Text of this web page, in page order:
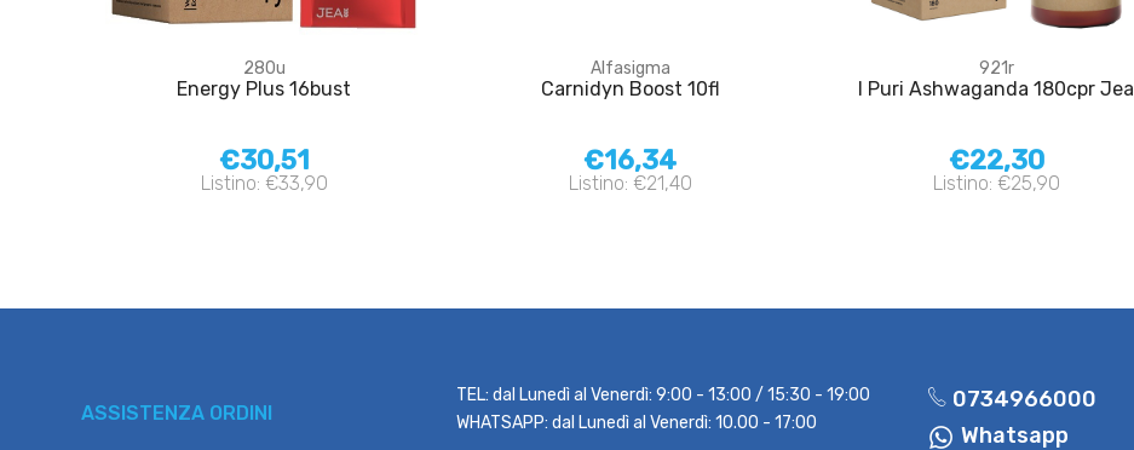
280u
Energy Plus 16bust
€30,51
Listino: €33,90
Alfasigma
Carnidyn Boost 10fl
€16,34
Listino: €21,40
921r
I Puri Ashwaganda 180cpr Jea
€22,30
Listino: €25,90
ASSISTENZA ORDINI
TEL: dal Lunedì al Venerdì: 9:00 - 13:00 / 15:30 - 19:00
WHATSAPP: dal Lunedì al Venerdì: 10.00 - 17:00
0734966000
Whatsapp